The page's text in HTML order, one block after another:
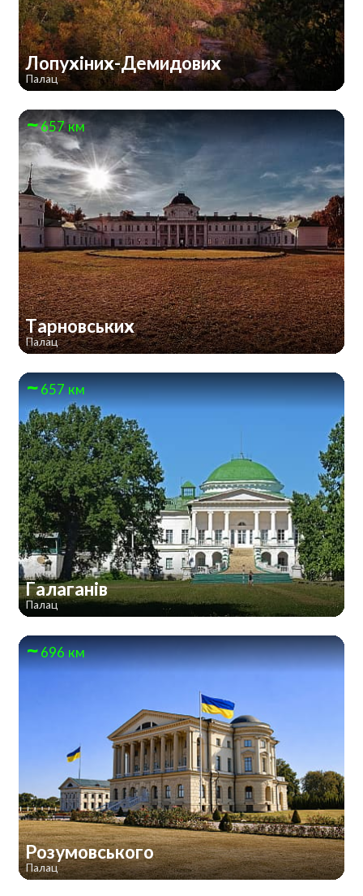
Лопухіних-Демидових
Палац
657 км
Тарновських
Палац
657 км
Галаганів
Палац
696 км
Розумовського
Палац